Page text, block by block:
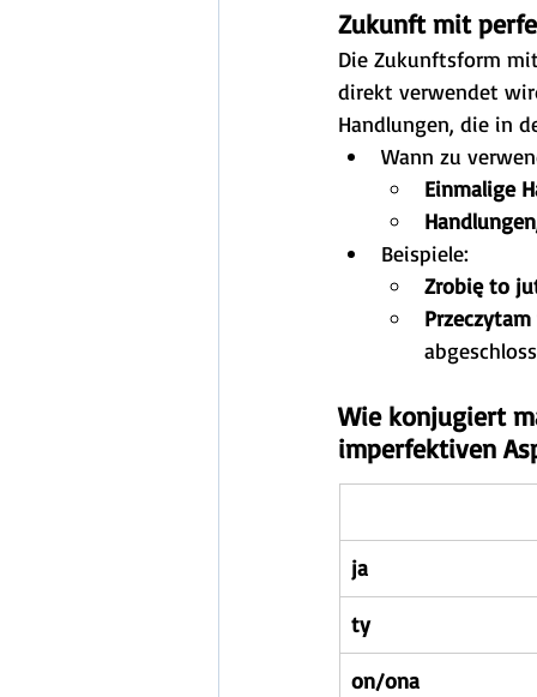
Zukunft mit
Die Zukunftsform
direkt verwendet
Handlungen, die in
Wann zu
Einmalige
Beispiele:
Zrobię to
Wie konjugiert
imperfektiven
ja
ty
on/ona